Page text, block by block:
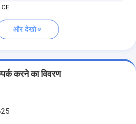
CE
और देखो
करने का विवरण